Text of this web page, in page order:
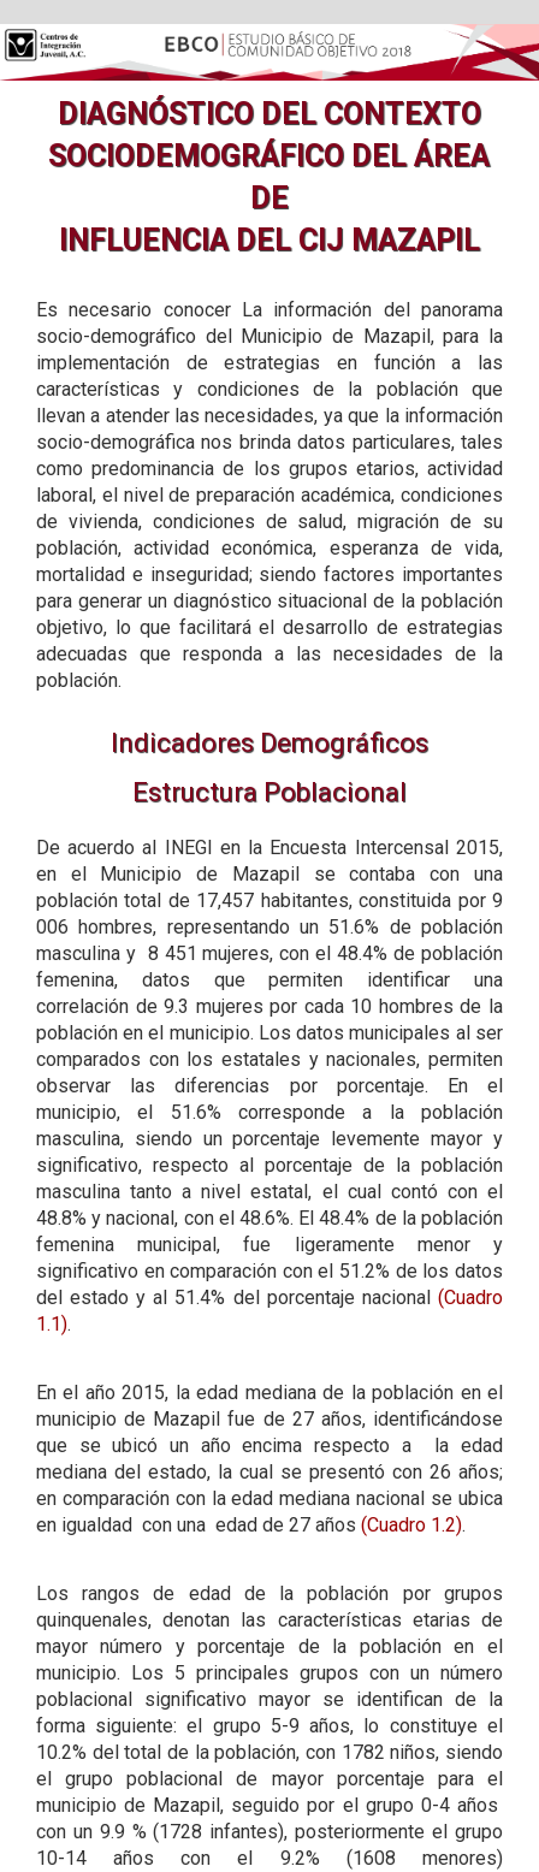
DIAGNÓSTICO DEL CONTEXTO
SOCIODEMOGRÁFICO DEL ÁREA
DE
INFLUENCIA DEL CIJ MAZAPIL
Es necesario conocer La información del panorama
socio-demográfico del Municipio de Mazapil, para la
implementación de estrategias en función a las
características y condiciones de la población que
llevan a atender las necesidades, ya que la información
socio-demográfica nos brinda datos particulares, tales
como predominancia de los grupos etarios, actividad
laboral, el nivel de preparación académica, condiciones
de vivienda, condiciones de salud, migración de su
población, actividad económica, esperanza de vida,
mortalidad e inseguridad; siendo factores importantes
para generar un diagnóstico situacional de la población
objetivo, lo que facilitará el desarrollo de estrategias
adecuadas que responda a las necesidades de la
población.
Indicadores Demográficos
Estructura Poblacional
De acuerdo al INEGI en la Encuesta Intercensal 2015,
en el Municipio de Mazapil se contaba con una
población total de 17,457 habitantes, constituida por 9
006 hombres, representando un 51.6% de población
masculina y 8 451 mujeres, con el 48.4% de población
femenina, datos que permiten identificar una
correlación de 9.3 mujeres por cada 10 hombres de la
población en el municipio. Los datos municipales al ser
comparados con los estatales y nacionales, permiten
observar las diferencias por porcentaje. En el
municipio, el 51.6% corresponde a la población
masculina, siendo un porcentaje levemente mayor y
significativo, respecto al porcentaje de la población
masculina tanto a nivel estatal, el cual contó con el
48.8% y nacional, con el 48.6%. El 48.4% de la población
femenina municipal, fue ligeramente menor y
significativo en comparación con el 51.2% de los datos
del estado y al 51.4% del porcentaje nacional (Cuadro
1.1).
En el año 2015, la edad mediana de la población en el
municipio de Mazapil fue de 27 años, identificándose
que se ubicó un año encima respecto a la edad
mediana del estado, la cual se presentó con 26 años;
en comparación con la edad mediana nacional se ubica
en igualdad con una edad de 27 años (Cuadro 1.2).
Los rangos de edad de la población por grupos
quinquenales, denotan las características etarias de
mayor número y porcentaje de la población en el
municipio. Los 5 principales grupos con un número
poblacional significativo mayor se identifican de la
forma siguiente: el grupo 5-9 años, lo constituye el
10.2% del total de la población, con 1782 niños, siendo
el grupo poblacional de mayor porcentaje para el
municipio de Mazapil, seguido por el grupo 0-4 años
con un 9.9 % (1728 infantes), posteriormente el grupo
10-14 años con el 9.2% (1608 menores)